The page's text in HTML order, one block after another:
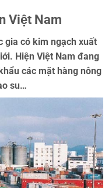
Việt Nam
gia có kim ngạch xuất
Hiện Việt Nam đang
các mặt hàng nông
su…